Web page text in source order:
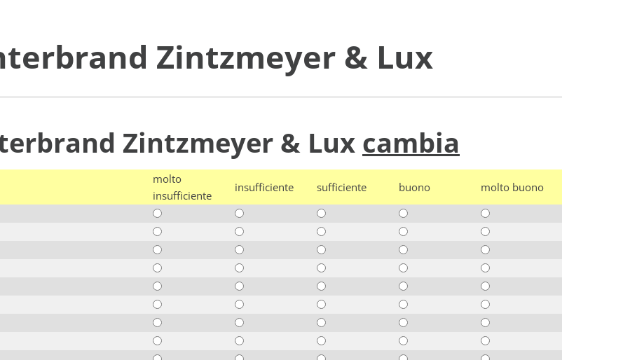
Zintzmeyer & Lux
Zintzmeyer & Lux cambia
molto
insufficiente
insufficiente sufficiente buono
molto buono